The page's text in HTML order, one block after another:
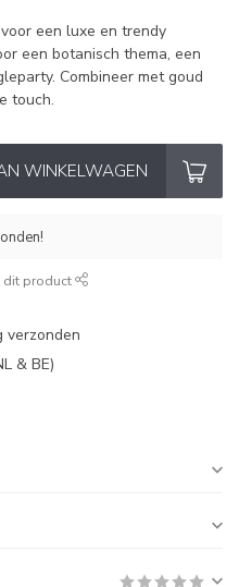
een luxe en trendy
een botanisch thema, een
Combineer met goud
touch.
WINKELWAGEN
dit product
verzonden
& BE)